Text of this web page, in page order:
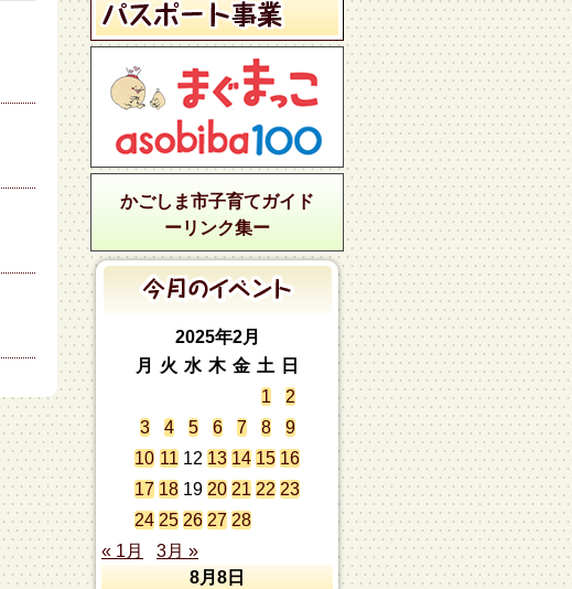
かごしま市子育てガイド
ーリンク集ー
2025年2月
月
火 水 木 金 土
日
1
2
3
4 5 6 7 8
9
10 11 12 13 14 15 16
17 18 19 20 21 22 23
24 25 26 27 28
« 1月
3月 »
8月8日